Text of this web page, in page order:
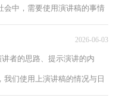
会中，需要使用演讲稿的事情
2026-06-03
者的思路、提示演讲的内
们使用上演讲稿的情况与日